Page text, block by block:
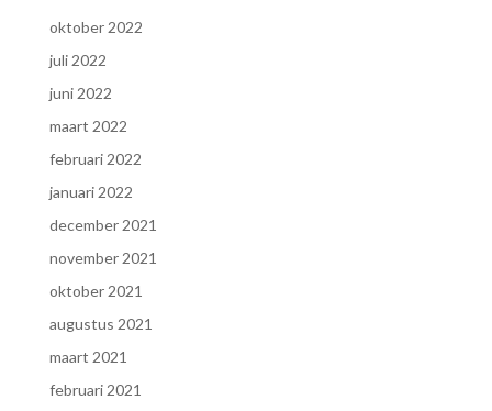
oktober 2022
juli 2022
juni 2022
maart 2022
februari 2022
januari 2022
december 2021
november 2021
oktober 2021
augustus 2021
maart 2021
februari 2021